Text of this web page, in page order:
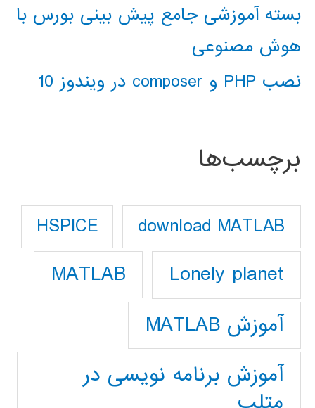
بسته آموزشی جامع پیش بینی بورس با
هوش مصنوعی
نصب PHP و composer در ویندوز 10
برچسب‌ها
download MATLAB
HSPICE
Lonely planet
MATLAB
آموزش MATLAB
آموزش برنامه نویسی در